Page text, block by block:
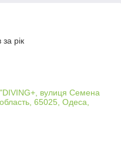
рік
вулиця Семена
65025, Одеса,